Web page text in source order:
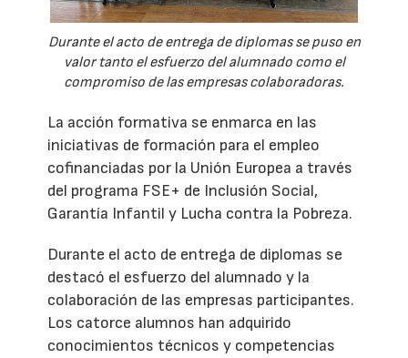
Durante el acto de entrega de diplomas se puso en
valor tanto el esfuerzo del alumnado como el
compromiso de las empresas colaboradoras.
La acción formativa se enmarca en las
iniciativas de formación para el empleo
cofinanciadas por la Unión Europea a través
del programa FSE+ de Inclusión Social,
Garantía Infantil y Lucha contra la Pobreza.
Durante el acto de entrega de diplomas se
destacó el esfuerzo del alumnado y la
colaboración de las empresas participantes.
Los catorce alumnos han adquirido
conocimientos técnicos y competencias